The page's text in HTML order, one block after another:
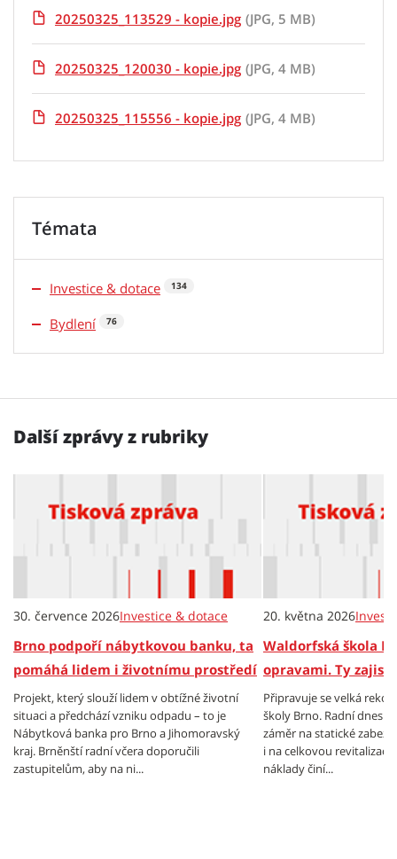
20250325_113529 - kopie.jpg (JPG, 5 MB)
20250325_120030 - kopie.jpg (JPG, 4 MB)
20250325_115556 - kopie.jpg (JPG, 4 MB)
Témata
Investice & dotace 134
Bydlení 76
Další zprávy z rubriky
30. července 2026Investice & dotace
Brno podpoří nábytkovou banku, ta
pomáhá lidem i životnímu prostředí
Projekt, který slouží lidem v obtížné životní
situaci a předchází vzniku odpadu – to je
Nábytková banka pro Brno a Jihomoravský
kraj. Brněnští radní včera doporučili
zastupitelům, aby na ni...
20. května 2026
Waldorfská škola
opravami. Ty
Připravuje se velká
školy Brno. Radní dnes
záměr na statické
i na celkovou revitalizaci
náklady činí...